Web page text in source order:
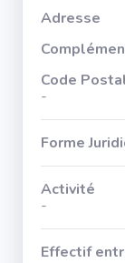
Adresse
Code
-
Forme
Activité
-
Effectif